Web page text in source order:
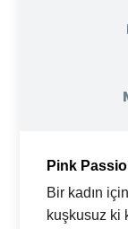
Pink
Bir kadın
kuşkusuz ki